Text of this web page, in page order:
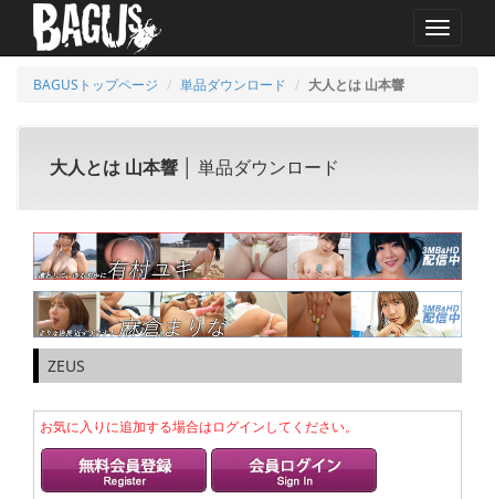
MENU
BAGUSトップページ 単品ダウンロード 大人とは 山本響
大人とは 山本響 │ 単品ダウンロード
ZEUS
お気に入りに追加する場合はログインしてください。